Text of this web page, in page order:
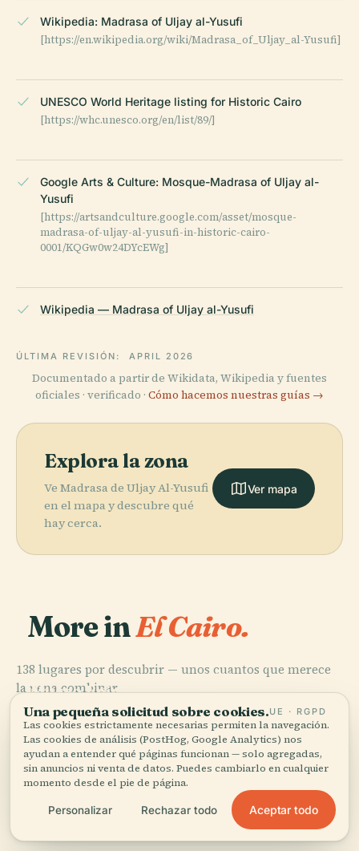
Wikipedia: Madrasa of Uljay al-Yusufi
[https://en.wikipedia.org/wiki/Madrasa_of_Uljay_al-Yusufi]
UNESCO World Heritage listing for Historic Cairo
[https://whc.unesco.org/en/list/89/]
Google Arts & Culture: Mosque-Madrasa of Uljay al-
Yusufi
[https://artsandculture.google.com/asset/mosque-
madrasa-of-uljay-al-yusufi-in-historic-cairo-
0001/KQGw0w24DYcEWg]
Wikipedia — Madrasa of Uljay al-Yusufi
ÚLTIMA REVISIÓN: APRIL 2026
Documentado a partir de Wikidata, Wikipedia y fuentes
oficiales · verificado · Cómo hacemos nuestras guías →
Explora la zona
Ve Madrasa de Uljay Al-Yusufi
en el mapa y descubre qué
hay cerca.
Ver mapa
More inEl Cairo.
138 lugares por descubrir — unos cuantos que merece
la pena combinar.
PLACE
Museo Egipcio
de el Cairo
PLACE
Mezquita de Al-
Azhar
PLACE
Plaza de la
Liberación
PLACE
Jan El-Jalili
Los 138 lugares de El Cairo
Una pequeña solicitud sobre cookies.UE · RGPD
Las cookies estrictamente necesarias permiten la navegación.
Las cookies de análisis (PostHog, Google Analytics) nos
ayudan a entender qué páginas funcionan — solo agregadas,
sin anuncios ni venta de datos. Puedes cambiarlo en cualquier
momento desde el pie de página.
Personalizar Rechazar todo Aceptar todo